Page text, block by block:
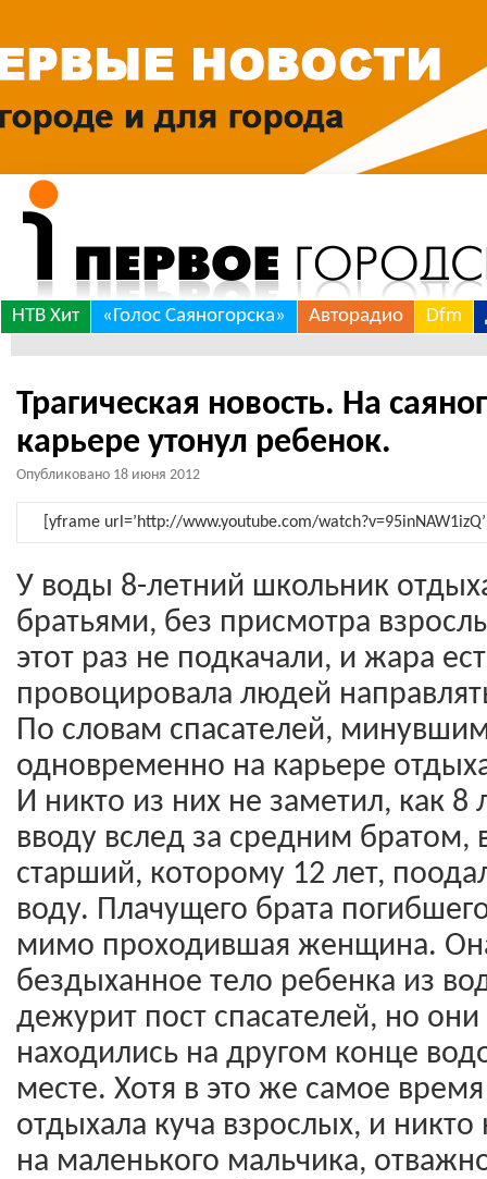
Skip
НТВ Хит «Голос Саяногорска» Авторадио Dfm
Трагическая новость. На
карьере утонул ребенок.
Опубликовано 18 июня 2012
[yframe url=’http://www.youtube.com/
У воды 8-летний школьник
братьями, без присмотра
этот раз не подкачали, и жара
провоцировала людей
По словам спасателей,
одновременно на карьере
И никто из них не заметил, как
вводу вслед за средним братом,
старший, которому 12 лет,
воду. Плачущего брата
мимо проходившая женщина.
бездыханное тело ребенка из
дежурит пост спасателей, но
находились на другом конце
месте. Хотя в это же самое
отдыхала куча взрослых, и
на маленького мальчика,